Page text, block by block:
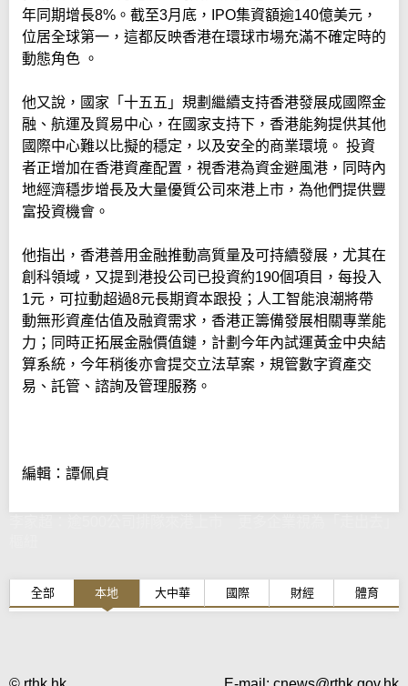
年同期增長8%。截至3月底，IPO集資額逾140億美元，
位居全球第一，這都反映香港在環球市場充滿不確定時的
動態角色 。
他又說，國家「十五五」規劃繼續支持香港發展成國際金
融、航運及貿易中心，在國家支持下，香港能夠提供其他
國際中心難以比擬的穩定，以及安全的商業環境。 投資
者正增加在香港資產配置，視香港為資金避風港，同時內
地經濟穩步增長及大量優質公司來港上市，為他們提供豐
富投資機會。
他指出，香港善用金融推動高質量及可持續發展，尤其在
創科領域，又提到港投公司已投資約190個項目，每投入
1元，可拉動超過8元長期資本跟投；人工智能浪潮將帶
動無形資產估值及融資需求，香港正籌備發展相關專業能
力；同時正拓展金融價值鏈，計劃今年內試運黃金中央結
算系統，今年稍後亦會提交立法草案，規管數字資產交
易、託管、諮詢及管理服務。
編輯：譚佩貞
全部 本地 大中華 國際 財經 體育